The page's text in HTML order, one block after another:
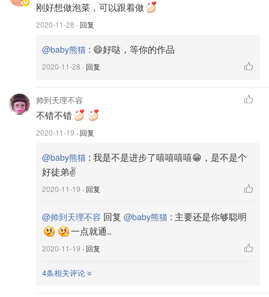
白菜切块之后拿个大盆，铺一层白菜撒一点盐上去（这里用
的就是材料里面的半cup盐），然后再铺一层白菜，按照这
多，弄好的白菜半个小时全部翻一翻这样可以更均匀，总共
腌制时间一个小时！
刚好想做泡菜，可以跟着做
2020-11-28 · 回复
@baby熊猫 : 😄好哒，等你的作品
2020-11-28 · 回复
帅到天理不容
不错不错
2020-11-19 · 回复
@baby熊猫 : 我是不是进步了嘻嘻嘻嘻😁，是不是个
好徒弟✌️
2020-11-19 · 回复
@帅到天理不容 回复 @baby熊猫 : 主要还是你够聪明
一点就通..
2020-11-19 · 回复
4条相关评论